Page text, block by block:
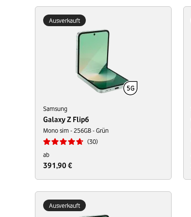
Ausverkauft
Samsung
Galaxy Z Flip6
Mono sim - 256GB - Grün
30
ab
391,90 €
Ausverkauft